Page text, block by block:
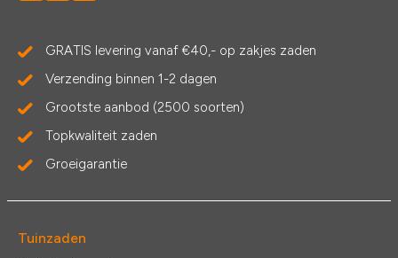
GRATIS levering vanaf €40,- op zakjes zaden
Verzending binnen 1-2 dagen
Grootste aanbod (2500 soorten)
Topkwaliteit zaden
Groeigarantie
Tuinzaden